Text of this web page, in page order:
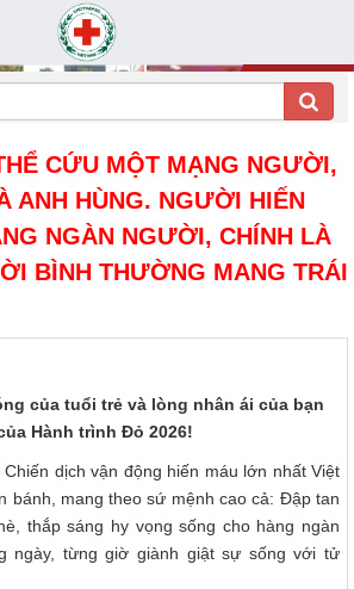
KHÁNH HÒA
CỨU MỘT MẠNG NGƯỜI,
ANH HÙNG. NGƯỜI HIẾN
NGÀN NGƯỜI, CHÍNH LÀ
BÌNH THƯỜNG MANG TRÁI
của tuổi trẻ và lòng nhân ái của bạn
Hành trình Đỏ 2026!
dịch vận động hiến máu lớn nhất Việt
bánh, mang theo sứ mệnh cao cả: Đập tan
thắp sáng hy vọng sống cho hàng ngàn
ngày, từng giờ giành giật sự sống với tử